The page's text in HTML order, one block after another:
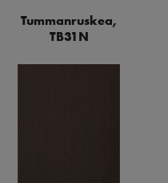
Tummanruskea,
TB31N